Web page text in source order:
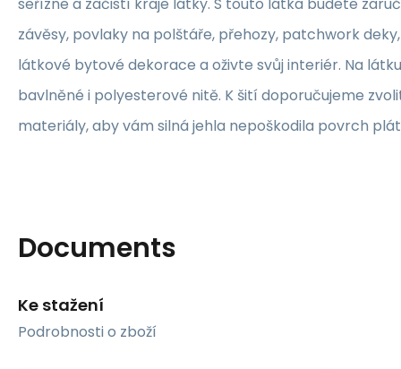
závěsy, povlaky na polštáře, přehozy, patchwork
látkové bytové dekorace a oživte svůj interiér. Na
bavlněné i polyesterové nitě. K šití doporučujeme
materiály, aby vám silná jehla nepoškodila povrch
Documents
Ke stažení
Podrobnosti o zboží